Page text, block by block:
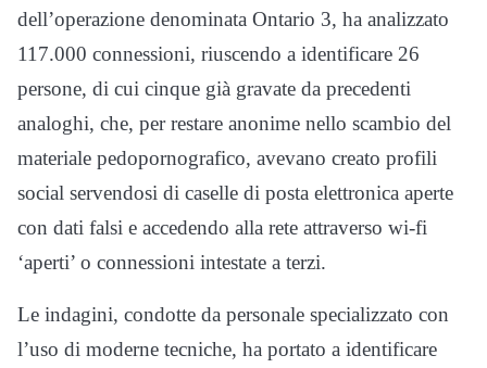
dell’operazione denominata Ontario 3, ha analizzato
117.000 connessioni, riuscendo a identificare 26
persone, di cui cinque già gravate da precedenti
analoghi, che, per restare anonime nello scambio del
materiale pedopornografico, avevano creato profili
social servendosi di caselle di posta elettronica aperte
con dati falsi e accedendo alla rete attraverso wi-fi
‘aperti’ o connessioni intestate a terzi.
Le indagini, condotte da personale specializzato con
l’uso di moderne tecniche, ha portato a identificare